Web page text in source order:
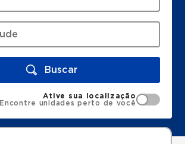
Buscar
Ative sua localização
Encontre unidades perto de você